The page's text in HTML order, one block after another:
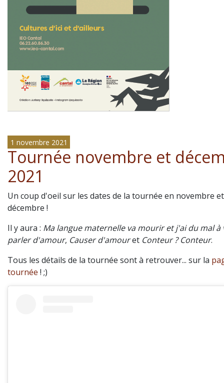
1 novembre 2021
Tournée novembre et
2021
Un coup d'oeil sur les dates de la tournée en novembre et
décembre !
Il y aura : Ma langue maternelle va mourir et j'ai du mal à
parler d'amour, Causer d'amouret Conteur ? Conteur.
Tous les détails de la tournée sont à retrouver... sur la
tournée ! ;)